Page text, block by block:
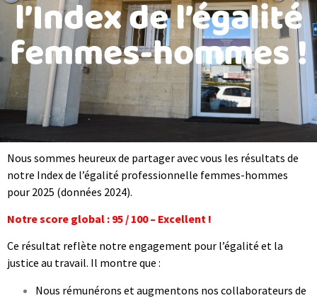
l’Index de l’égalité
femmes-hommes !
Nous sommes heureux de partager avec vous les résultats de
notre Index de l’égalité professionnelle femmes-hommes
pour 2025 (données 2024).
Notre score global : 95 / 100 – Excellent !
Ce résultat reflète notre engagement pour l’égalité et la
justice au travail. Il montre que :
Nous rémunérons et augmentons nos collaborateurs de